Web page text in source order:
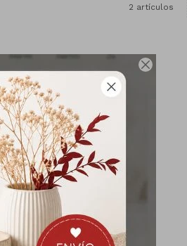

2 artículos